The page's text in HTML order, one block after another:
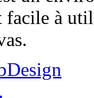
facile à